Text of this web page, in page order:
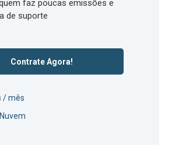
faz poucas emissões e
de suporte
/ mês
Contrate Agora!